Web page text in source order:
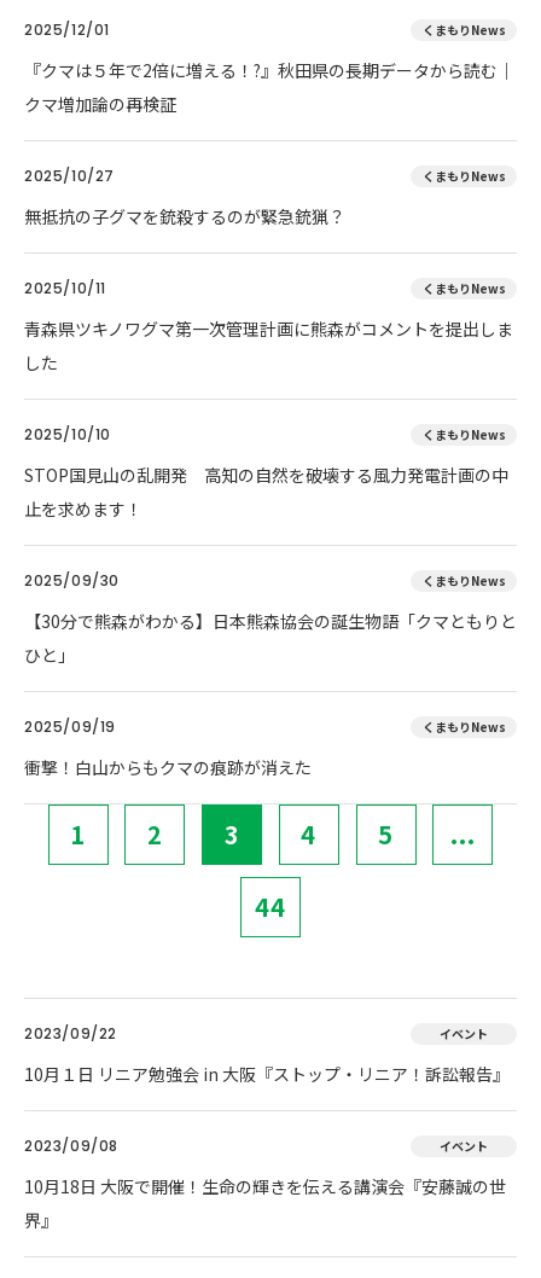
2025/12/01 くまもりNews
『クマは５年で2倍に増える！?』秋田県の長期データから読む｜
クマ増加論の再検証
2025/10/27 くまもりNews
無抵抗の子グマを銃殺するのが緊急銃猟？
2025/10/11 くまもりNews
青森県ツキノワグマ第一次管理計画に熊森がコメントを提出しま
した
2025/10/10 くまもりNews
STOP国見山の乱開発 高知の自然を破壊する風力発電計画の中
止を求めます！
2025/09/30 くまもりNews
【30分で熊森がわかる】日本熊森協会の誕生物語「クマともりと
ひと」
2025/09/19 くまもりNews
衝撃！白山からもクマの痕跡が消えた
1 2 3 4 5 ...
44
2023/09/22 イベント
10月１日 リニア勉強会 in 大阪『ストップ・リニア！訴訟報告』
2023/09/08 イベント
10月18日 大阪で開催！生命の輝きを伝える講演会『安藤誠の世
界』